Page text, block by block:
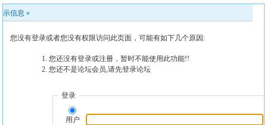
示信息 »
您没有登录或者您没有权限访问此页面，可能有如下几个原因:
您还没有登录或注册，暂时不能使用此功能!!
您还不是论坛会员,请先登录论坛
登录
用户